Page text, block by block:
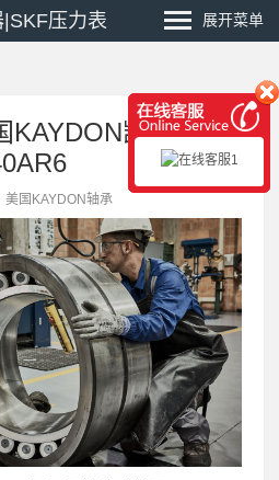
压力表 展开菜单
KAYDON凯顿超精
美国KAYDON轴承